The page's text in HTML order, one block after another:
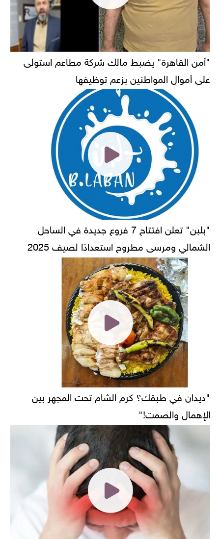
"أمن القاهرة" يضبط مالك شركة مطاعم استولى
على أموال المواطنين بزعم توظيفها
"بلبن" تعلن افتتاح 7 فروع جديدة في الساحل
الشمالي ومرسى مطروح استعدادًا لصيف 2025
"ديدان في طبقك؟ كرم الشام تحت المجهر بين
الإهمال والصمت!"